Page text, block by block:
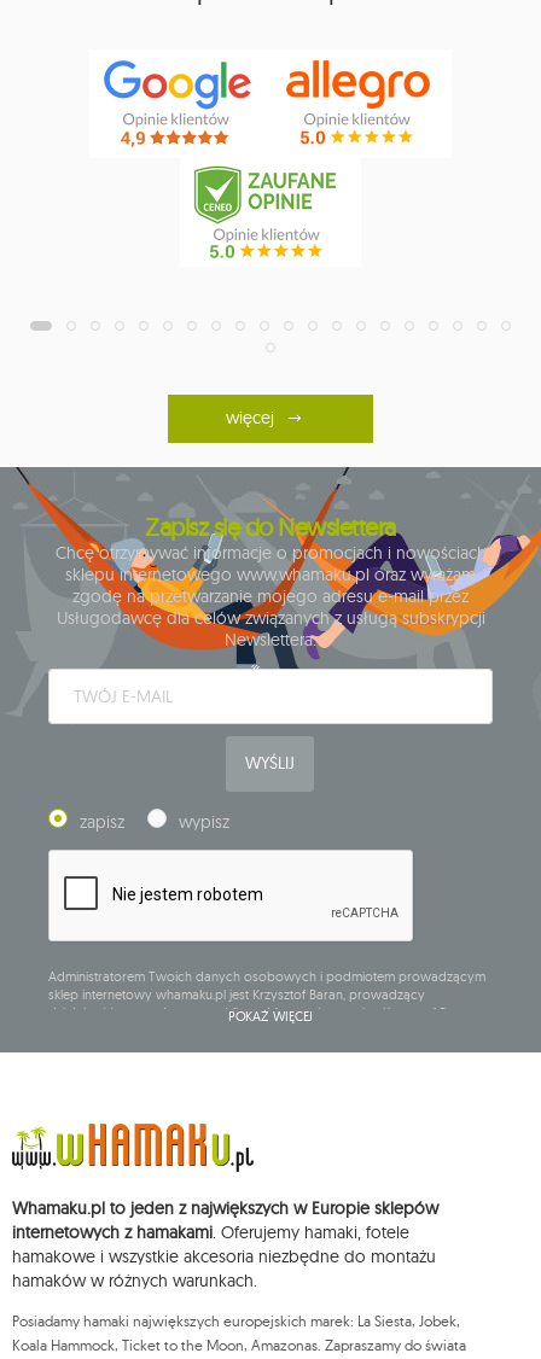
więcej
Zapisz się do Newslettera
Chcę otrzymywać informacje o promocjach i nowościach
sklepu internetowego www.whamaku.pl oraz wyrażam
zgodę na przetwarzanie mojego adresu e-mail przez
Usługodawcę dla celów związanych z usługą subskrypcji
Newslettera.
WYŚLIJ
zapisz wypisz
Administratorem Twoich danych osobowych i podmiotem prowadzącym
sklep internetowy whamaku.pl jest Krzysztof Baran, prowadzący
działalność gospodarczą pod firmą: Mouton Interactive Krzysztof Baran
Dane będą przetwarzane w celu wysyłki newslettera i przechowywane do
chwili rezygnacji z subskrypcji.
Przysługuje Ci prawo do żądania dostępu do swoich danych osobowych,
sprzeciwu wobec przetwarzania swoich danych oraz prawo do
wniesienia skargi do organu nadzorczego oraz cofnięcia zgody w
dowolnym momencie bez wpływu na zgodność z prawem przetwarzania,
którego dokonano na podstawie zgody przed jej cofnięciem. W tym celu
możesz kontaktować się z działem obsługi klienta Mouton Interactive pod
Więcej informacji: www.mouton.pl/ODO
POKAŻ WIĘCEJ
Whamaku.pl to jeden z największych w Europie sklepów
internetowych z hamakami. Oferujemy hamaki, fotele
hamakowe i wszystkie akcesoria niezbędne do montażu
hamaków w różnych warunkach.
Posiadamy hamaki największych europejskich marek: La Siesta, Jobek,
Koala Hammock, Ticket to the Moon, Amazonas. Zapraszamy do świata